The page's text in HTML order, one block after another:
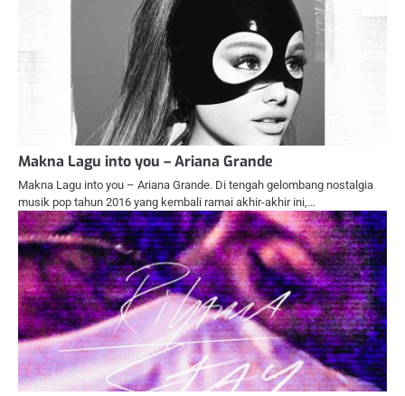
Makna Lagu into you – Ariana Grande
Makna Lagu into you – Ariana Grande. Di tengah gelombang nostalgia
musik pop tahun 2016 yang kembali ramai akhir-akhir ini,…